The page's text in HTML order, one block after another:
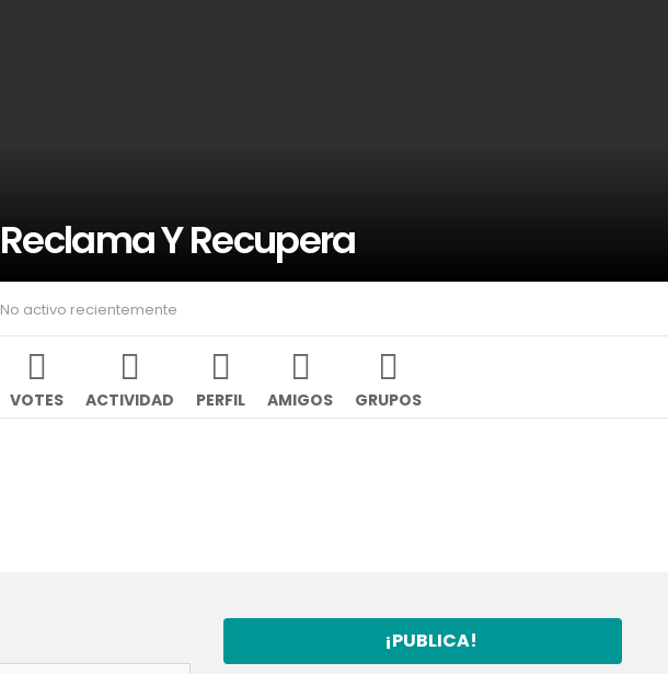
Reclama Y Recupera
No activo recientemente
VOTES ACTIVIDAD PERFIL AMIGOS GRUPOS
¡PUBLICA!